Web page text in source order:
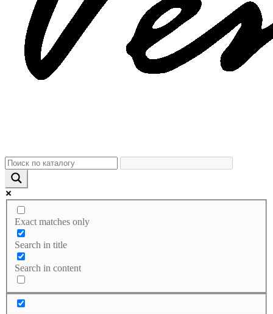
Exact matches only
Search in title
Search in content